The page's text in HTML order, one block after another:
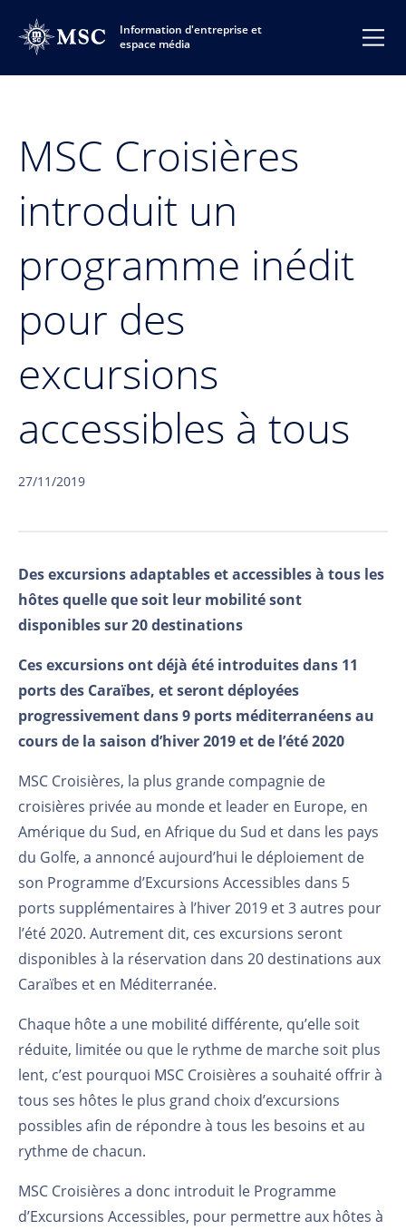
Information d'entreprise et
espace média
MSC Croisières
introduit un
programme inédit
pour des
excursions
accessibles à tous
27/11/2019
Des excursions adaptables et accessibles à tous les
hôtes quelle que soit leur mobilité sont
disponibles sur 20 destinations
Ces excursions ont déjà été introduites dans 11
ports des Caraïbes, et seront déployées
progressivement dans 9 ports méditerranéens au
cours de la saison d’hiver 2019 et de l’été 2020
MSC Croisières, la plus grande compagnie de
croisières privée au monde et leader en Europe, en
Amérique du Sud, en Afrique du Sud et dans les pays
du Golfe, a annoncé aujourd’hui le déploiement de
son Programme d’Excursions Accessibles dans 5
ports supplémentaires à l’hiver 2019 et 3 autres pour
l’été 2020. Autrement dit, ces excursions seront
disponibles à la réservation dans 20 destinations aux
Caraïbes et en Méditerranée.
Chaque hôte a une mobilité différente, qu’elle soit
réduite, limitée ou que le rythme de marche soit plus
lent, c’est pourquoi MSC Croisières a souhaité offrir à
tous ses hôtes le plus grand choix d’excursions
possibles afin de répondre à tous les besoins et au
rythme de chacun.
MSC Croisières a donc introduit le Programme
d’Excursions Accessibles, pour permettre aux hôtes à